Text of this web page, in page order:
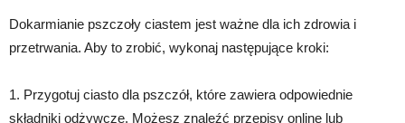
Dokarmianie pszczoły ciastem jest ważne dla ich zdrowia i
przetrwania. Aby to zrobić, wykonaj następujące kroki:
1. Przygotuj ciasto dla pszczół, które zawiera odpowiednie
składniki odżywcze. Możesz znaleźć przepisy online lub